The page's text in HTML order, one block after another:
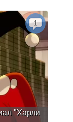
"Харли
1